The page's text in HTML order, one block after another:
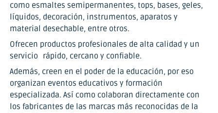
como esmaltes semipermanentes, tops, bases, geles,
líquidos, decoración, instrumentos, aparatos y
material desechable, entre otros.
Ofrecen productos profesionales de alta calidad y un
servicio rápido, cercano y confiable.
Además, creen en el poder de la educación, por eso
organizan eventos educativos y formación
especializada. Así como colaboran directamente con
los fabricantes de las marcas más reconocidas de la